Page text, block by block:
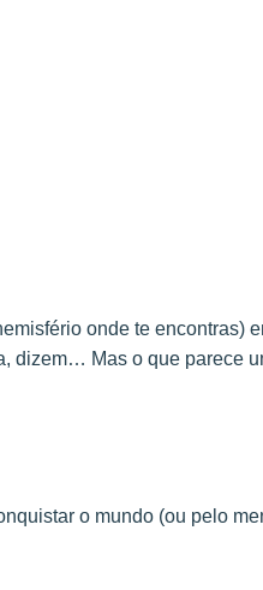
onde te encontras)
dizem… Mas o que parece
o mundo (ou pelo